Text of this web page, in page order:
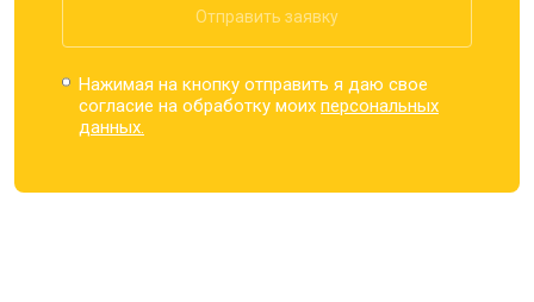
Отправить заявку
Нажимая на кнопку отправить я даю свое
согласие на обработку моихперсональных
данных.